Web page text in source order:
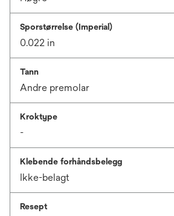
Sporstørrelse (Imperial)
0.022 in
Tann
Andre premolar
Kroktype
-
Klebende forhåndsbelegg
Ikke-belagt
Resept